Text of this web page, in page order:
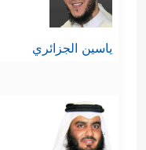
سَعۡیُكُم مَّشۡكُورًا﴾
خامسًا: انتقلت
إنّما هم
ياسين الجزائري